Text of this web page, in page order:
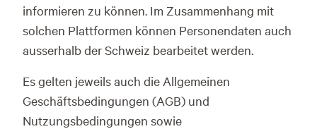
informieren zu können. Im Zusammenhang mit
solchen Plattformen können Personendaten auch
ausserhalb der Schweiz bearbeitet werden.
Es gelten jeweils auch die Allgemeinen
Geschäftsbedingungen (AGB) und
Nutzungsbedingungen sowie